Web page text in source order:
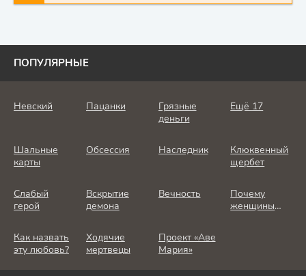
ПОПУЛЯРНЫЕ
Невский Пацанки
Грязные
деньги
Ещё 17
Шальные
карты
Обсессия Наследник
Клюквенный
щербет
Слабый
герой
Вскрытие
демона
Вечность
Почему
женщины
Как назвать
эту любовь?
Ходячие
мертвецы
Проект «Аве
Мария»